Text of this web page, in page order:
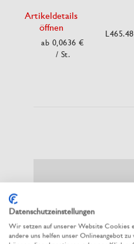
Artikeldetails
öffnen
ab 0,0636 €
/ St.
Datenschutzeinstellungen
Wir setzen auf unserer Website Cookies
andere uns helfen unser Onlineangebot